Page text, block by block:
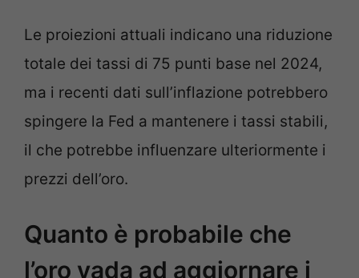
Le proiezioni attuali indicano una riduzione
totale dei tassi di 75 punti base nel 2024,
ma i recenti dati sull’inflazione potrebbero
spingere la Fed a mantenere i tassi stabili,
il che potrebbe influenzare ulteriormente i
prezzi dell’oro.
Quanto è probabile che
l’oro vada ad aggiornare i